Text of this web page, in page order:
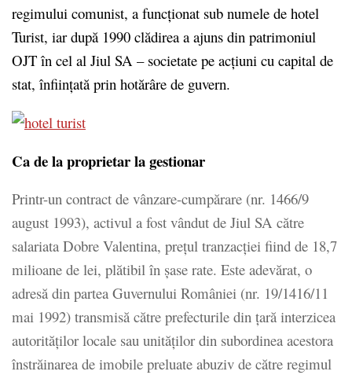
regimului comunist, a funcționat sub numele de hotel
Turist, iar după 1990 clădirea a ajuns din patrimoniul
OJT în cel al Jiul SA – societate pe acțiuni cu capital de
stat, înființată prin hotărâre de guvern.
Ca de la proprietar la gestionar
Printr-un contract de vânzare-cumpărare (nr. 1466/9
august 1993), activul a fost vândut de Jiul SA către
salariata Dobre Valentina, prețul tranzacției fiind de 18,7
milioane de lei, plătibil în șase rate. Este adevărat, o
adresă din partea Guvernului României (nr. 19/1416/11
mai 1992) transmisă către prefecturile din țară interzicea
autorităților locale sau unităților din subordinea acestora
înstrăinarea de imobile preluate abuziv de către regimul